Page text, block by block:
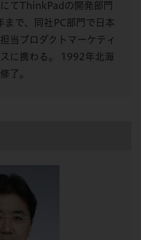
てThinkPadの開発部門
で、同社PC部門で日本
当プロダクトマーケティ
に携わる。 1992年北海
了。